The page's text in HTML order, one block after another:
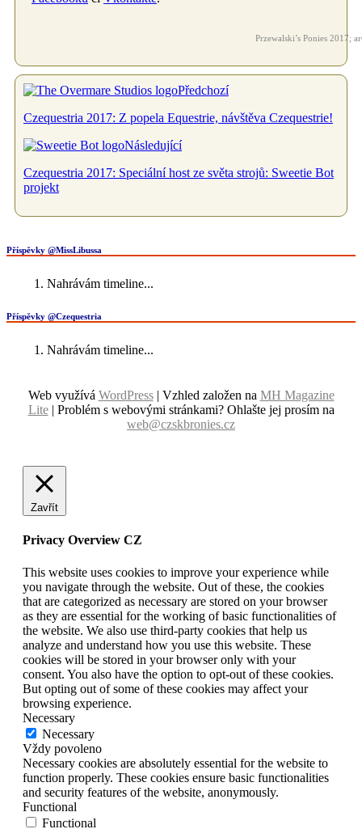
Przewalski’s Ponies 2017;
Předchozí
Czequestria 2017: Z popela Equestrie, návštěva Czequestrie!
Následující
Czequestria 2017: Speciální host ze světa strojů: Sweetie Bot
projekt
Příspěvky @MissLibussa
Nahrávám timeline...
Příspěvky @Czequestria
Nahrávám timeline...
Web využívá WordPress| Vzhled založen na MH Magazine
Lite| Problém s webovými stránkami? Ohlašte jej prosím na
web@czskbronies.cz
Zavřít
Privacy Overview CZ
This website uses cookies to improve your experience while
you navigate through the website. Out of these, the cookies
that are categorized as necessary are stored on your browser
as they are essential for the working of basic functionalities of
the website. We also use third-party cookies that help us
analyze and understand how you use this website. These
cookies will be stored in your browser only with your
consent. You also have the option to opt-out of these cookies.
But opting out of some of these cookies may affect your
browsing experience.
Necessary
Necessary
Vždy povoleno
Necessary cookies are absolutely essential for the website to
function properly. These cookies ensure basic functionalities
and security features of the website, anonymously.
Functional
Functional